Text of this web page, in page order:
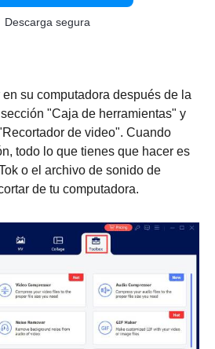
Descarga segura
su computadora después de la
"Caja de herramientas" y
de video". Cuando
todo lo que tienes que hacer es
o el archivo de sonido de
de tu computadora.